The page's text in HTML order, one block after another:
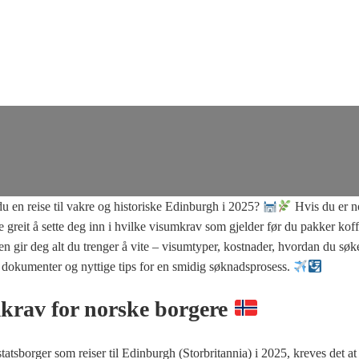
en reise til vakre og historiske Edinburgh i 2025?
Hvis du er
greit å sette deg inn i hvilke visumkrav som gjelder før du pakker
gir deg alt du trenger å vite – visumtyper, kostnader, hvordan du
og nyttige tips for en smidig søknadsprosess.
for norske borgere
som reiser til Edinburgh (Storbritannia) i 2025, kreves det at